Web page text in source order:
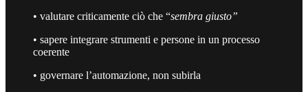
• valutare criticamente ciò che “sembra giusto”
• sapere integrare strumenti e persone in un processo
coerente
• governare l’automazione, non subirla